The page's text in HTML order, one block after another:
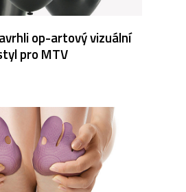
op-artový vizuální
pro MTV